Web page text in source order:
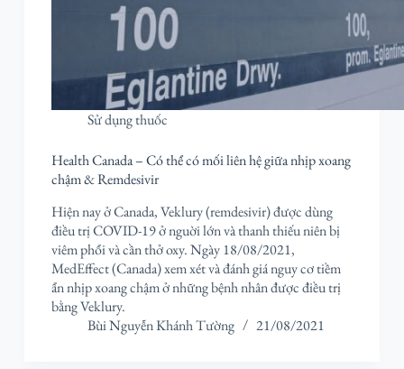
Sử dụng thuốc
Health Canada – Có thể có mối liên hệ giữa nhịp xoang
chậm & Remdesivir
Hiện nay ở Canada, Veklury (remdesivir) được dùng
điều trị COVID-19 ở nguời lớn và thanh thiếu niên bị
viêm phổi và cần thở oxy. Ngày 18/08/2021,
MedEffect (Canada) xem xét và đánh giá nguy cơ tiềm
ẩn nhịp xoang chậm ở những bệnh nhân được điều trị
bằng Veklury.
Bùi Nguyễn Khánh Tường
21/08/2021